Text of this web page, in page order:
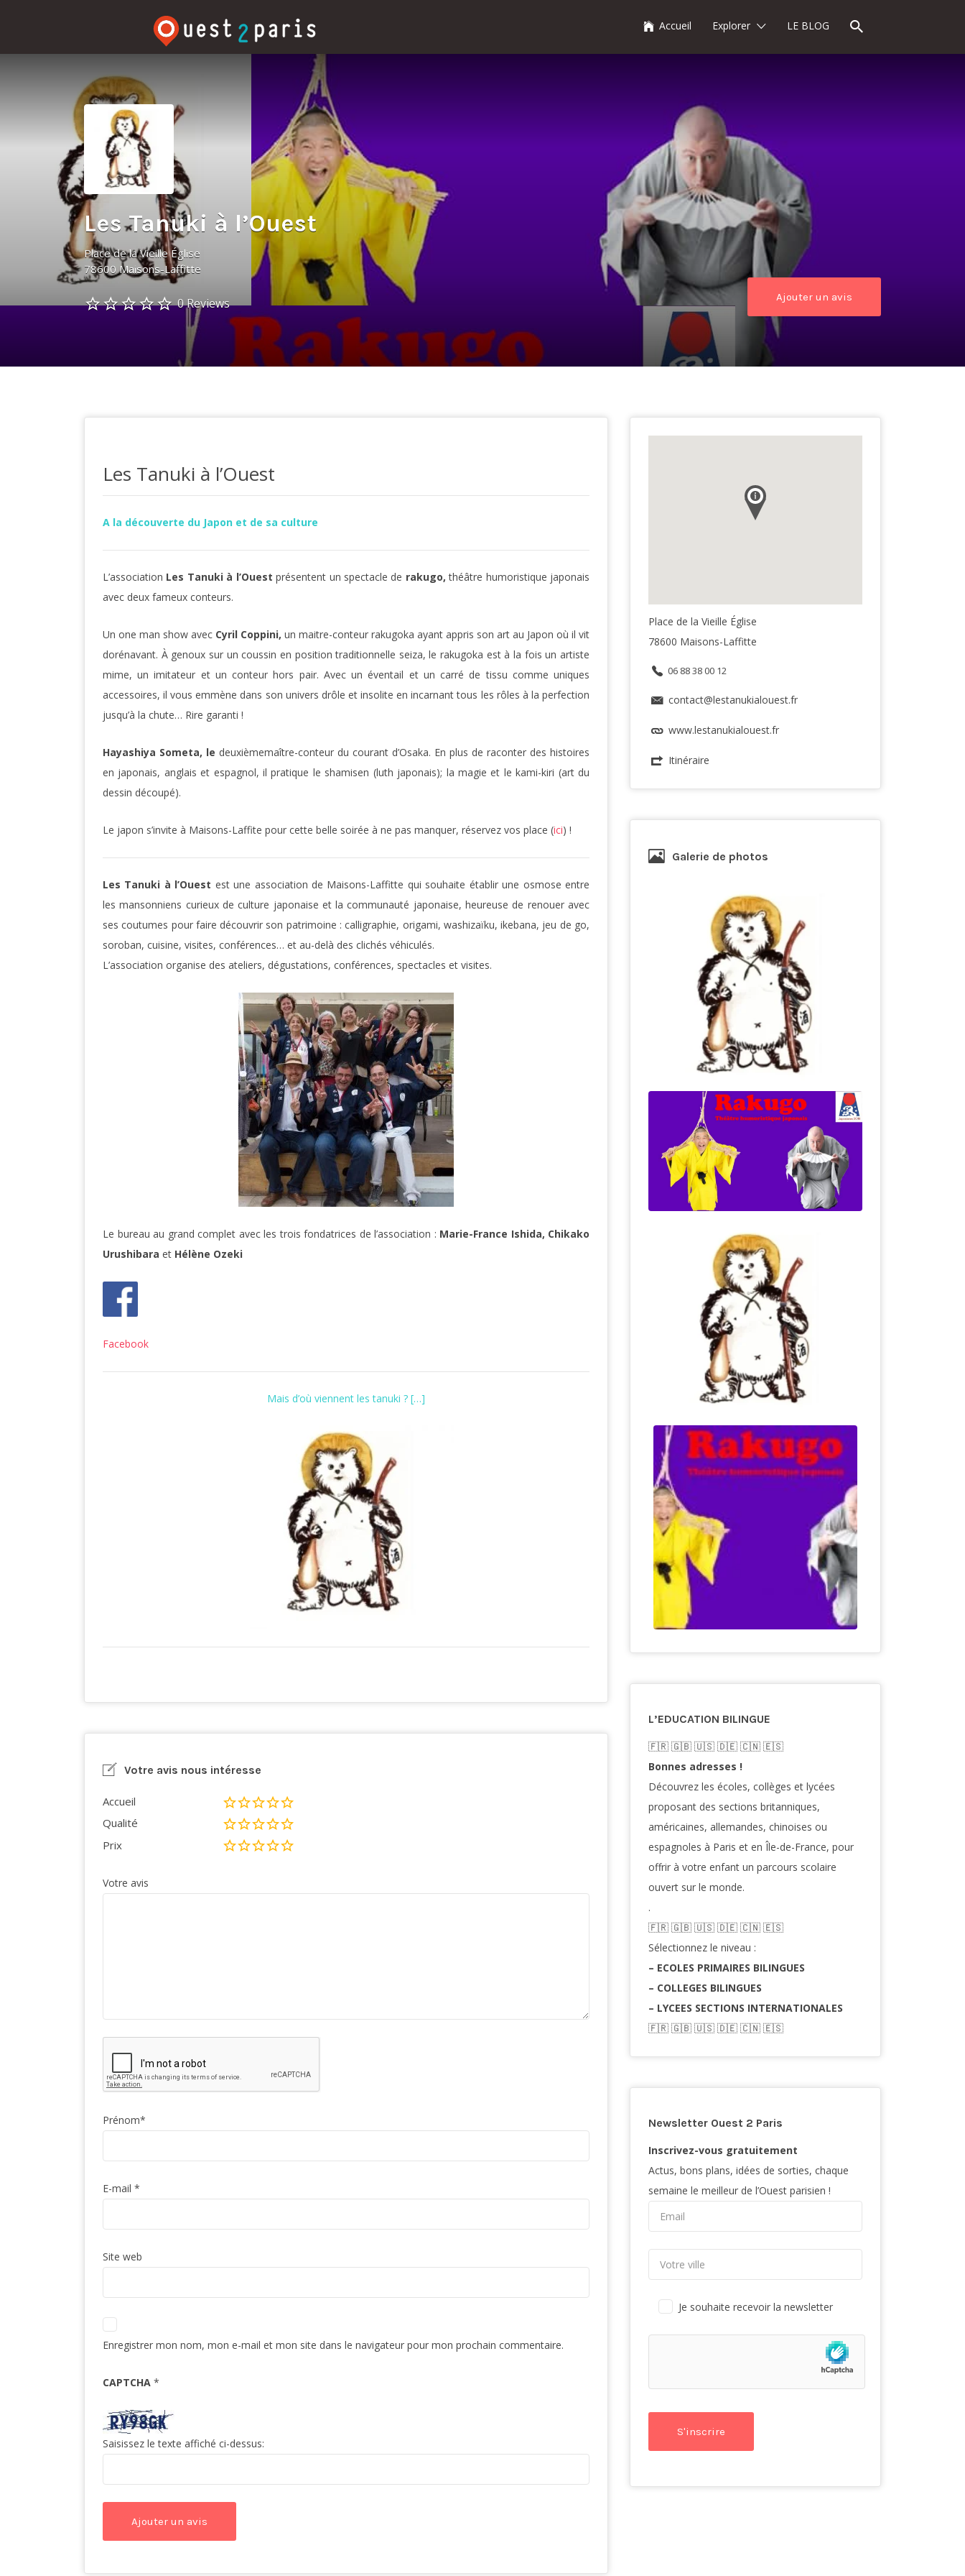
Accueil Explorer LE BLOG
Les Tanuki à l’Ouest
Place de la Vieille Église
78600 Maisons-Laffitte
0 Reviews Ajouter un avis
Les Tanuki à l’Ouest
A la découverte du Japon et de sa culture
L’association Les Tanuki à l’Ouest présentent un spectacle de rakugo,théâtre humoristique japonais
avec deux fameux conteurs.
Un one man show avec Cyril Coppini, un maitre-conteur rakugoka ayant appris son art au Japon où il vit
dorénavant. À genoux sur un coussin en position traditionnelle seiza, le rakugoka est à la fois un artiste
mime, un imitateur et un conteur hors pair. Avec un éventail et un carré de tissu comme uniques
accessoires, il vous emmène dans son univers drôle et insolite en incarnant tous les rôles à la perfection
jusqu’à la chute… Rire garanti !
Hayashiya Someta, le deuxièmemaître-conteur du courant d’Osaka. En plus de raconter des histoires
en japonais, anglais et espagnol, il pratique le shamisen (luth japonais); la magie et le kami-kiri (art du
dessin découpé).
Le japon s’invite à Maisons-Laffite pour cette belle soirée à ne pas manquer, réservez vos place (ici) !
Les Tanuki à l’Ouest est une association de Maisons-Laffitte qui souhaite établir une osmose entre
les mansonniens curieux de culture japonaise et la communauté japonaise, heureuse de renouer avec
ses coutumes pour faire découvrir son patrimoine : calligraphie, origami, washizaïku, ikebana, jeu de go,
soroban, cuisine, visites, conférences… et au-delà des clichés véhiculés.
L’association organise des ateliers, dégustations, conférences, spectacles et visites.
Le bureau au grand complet avec les trois fondatrices de l’association : Marie-France Ishida, Chikako
Urushibara et Hélène Ozeki
Facebook
Mais d’où viennent les tanuki ? […]
Votre avis nous intéresse
Accueil
Qualité
Prix
Votre avis
Prénom*
E-mail *
Site web
Enregistrer mon nom, mon e-mail et mon site dans le navigateur pour mon prochain commentaire.
CAPTCHA *
Saisissez le texte affiché ci-dessus:
Place de la Vieille Église
78600 Maisons-Laffitte
06 88 38 00 12
contact@lestanukialouest.fr
www.lestanukialouest.fr
Itinéraire
Galerie de photos
L’EDUCATION BILINGUE
🇫🇷​ 🇬🇧​ 🇺🇸​ 🇩🇪 🇨🇳 🇪🇸​
Bonnes adresses !
Découvrez les écoles, collèges et lycées
proposant des sections britanniques,
américaines, allemandes, chinoises ou
espagnoles à Paris et en Île-de-France, pour
offrir à votre enfant un parcours scolaire
ouvert sur le monde.
.
🇫🇷​ 🇬🇧​ 🇺🇸​ 🇩🇪 🇨🇳 🇪🇸​
Sélectionnez le niveau :
– ECOLES PRIMAIRES BILINGUES
– COLLEGES BILINGUES
– LYCEES SECTIONS INTERNATIONALES
🇫🇷​ 🇬🇧​ 🇺🇸​ 🇩🇪 🇨🇳 🇪🇸​
Newsletter Ouest 2 Paris
Inscrivez-vous gratuitement
Actus, bons plans, idées de sorties, chaque
semaine le meilleur de l’Ouest parisien !
Je souhaite recevoir la newsletter